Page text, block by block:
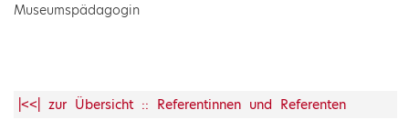
Museumspädagogin
|<<| zur Übersicht :: Referentinnen und Referenten